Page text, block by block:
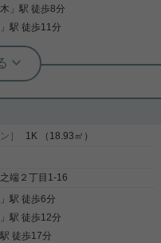
ださい ご連絡お待ちしております
」駅 徒歩8分
」駅 徒歩11分
会社 根津駅前センター） スタ
マンション
数路線利用可能 ６０㎡超の２LDK
でゆったりしています。 ペットの
お問い合わせお待ちしておりま
］ 1K （18.93㎡）
端２丁目1-16
」駅 徒歩6分
」駅 徒歩12分
駅 徒歩17分